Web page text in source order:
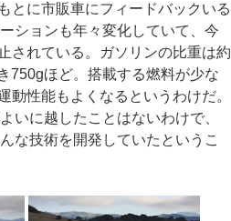
とに市販車にフィードバックいる
ションも年々変化していて、今
されている。ガソリンの比重は約
750gほど。搭載する燃料が少な
動性能もよくなるというわけだ。
いに越したことはないわけで、
な技術を開発していたというこ